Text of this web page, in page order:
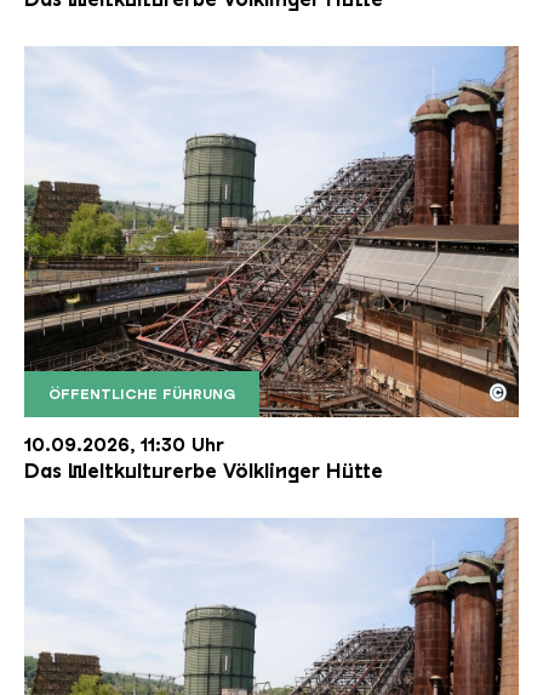
ÖFFENTLICHE FÜHRUNG
Der Erzschrägaufzug der Völklinger Hütte mit
Copyright: Weltkulturerbe Völklinger Hütte | Karl
©
10.09.2026, 11:30 Uhr
Das Weltkulturerbe Völklinger Hütte